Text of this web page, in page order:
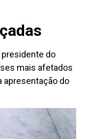
do
mais afetados
apresentação do